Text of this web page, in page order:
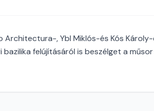
Architectura-, Ybl Miklós-és Kós
felújításáról is beszélget a